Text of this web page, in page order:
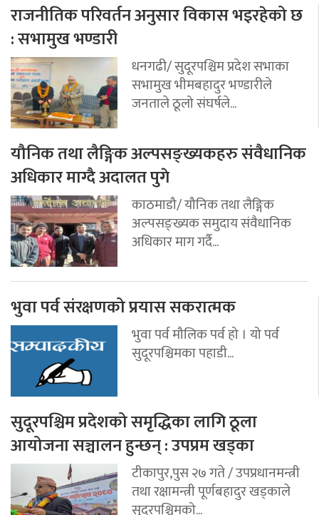
राजनीतिक परिवर्तन अनुसार विकास भइरहेको छ
: सभामुख भण्डारी
धनगढी/ सुदूरपश्चिम प्रदेश सभाका
सभामुख भीमबहादुर भण्डारीले
जनताले ठूलो संघर्षले...
यौनिक तथा लैङ्गिक अल्पसङ्ख्यकहरु संवैधानिक
अधिकार माग्दै अदालत पुगे
काठमाडौ/ यौनिक तथा लैङ्गिक
अल्पसङ्ख्यक समुदाय संवैधानिक
अधिकार माग गर्दै...
भुवा पर्व संरक्षणको प्रयास सकरात्मक
भुवा पर्व मौलिक पर्व हो । यो पर्व
सुदूरपश्चिमका पहाडी...
सुदूरपश्चिम प्रदेशको समृद्धिका लागि ठूला
आयोजना सञ्चालन हुन्छन् : उपप्रम खड्का
टीकापुर,पुस २७ गते / उपप्रधानमन्त्री
तथा रक्षामन्त्री पूर्णबहादुर खड्काले
सुदूरपश्चिमको...